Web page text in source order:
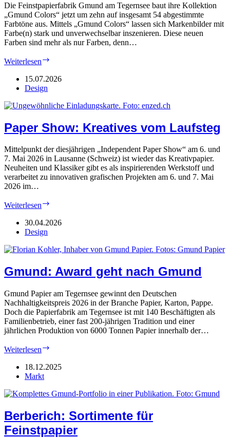
Die Feinstpapierfabrik Gmund am Tegernsee baut ihre Kollektion
„Gmund Colors“ jetzt um zehn auf insgesamt 54 abgestimmte
Farbtöne aus. Mittels „Gmund Colors“ lassen sich Markenbilder mit
Farbe(n) stark und unverwechselbar inszenieren. Diese neuen
Farben sind mehr als nur Farben, denn…
Weiterlesen
in
15.07.2026
Design
Paper Show: Kreatives vom Laufsteg
Mittelpunkt der diesjährigen „Independent Paper Show“ am 6. und
7. Mai 2026 in Lausanne (Schweiz) ist wieder das Kreativpapier.
Neuheiten und Klassiker gibt es als inspirierenden Werkstoff und
verarbeitet zu innovativen grafischen Projekten am 6. und 7. Mai
2026 im…
Weiterlesen
Kreatives
30.04.2026
Design
Gmund: Award geht nach Gmund
Gmund Papier am Tegernsee gewinnt den Deutschen
Nachhaltigkeitspreis 2026 in der Branche Papier, Karton, Pappe.
Doch die Papierfabrik am Tegernsee ist mit 140 Beschäftigten als
Familienbetrieb, einer fast 200-jährigen Tradition und einer
jährlichen Produktion von 6000 Tonnen Papier innerhalb der…
Weiterlesen
geht
18.12.2025
Markt
Berberich: Sortimente für
Feinstpapier